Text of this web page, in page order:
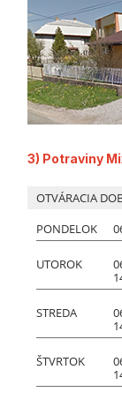
3) Potraviny
OTVÁRACIA
PONDELOK
UTOROK
STREDA
ŠTVRTOK